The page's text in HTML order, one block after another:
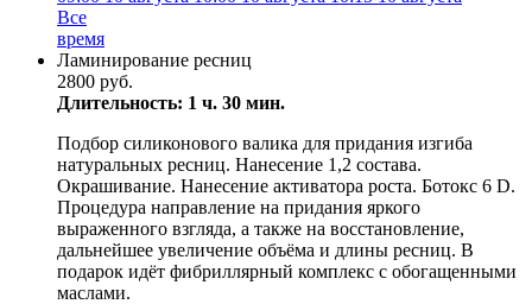
Все
время
Ламинирование ресниц
2800 руб.
Длительность: 1 ч. 30 мин.
Подбор силиконового валика для придания изгиба
натуральных ресниц. Нанесение 1,2 состава.
Окрашивание. Нанесение активатора роста. Ботокс 6 D.
Процедура направление на придания яркого
выраженного взгляда, а также на восстановление,
дальнейшее увеличение объёма и длины ресниц. В
подарок идёт фибриллярный комплекс с обогащенными
маслами.